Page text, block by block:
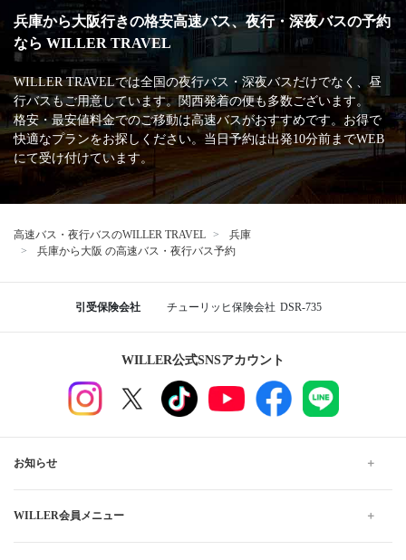
兵庫から大阪行きの格安高速バス、夜行・深夜バスの予約
なら WILLER TRAVEL
WILLER TRAVELでは全国の夜行バス・深夜バスだけでなく、昼
行バスもご用意しています。関西発着の便も多数ございます。
格安・最安値料金でのご移動は高速バスがおすすめです。お得で
快適なプランをお探しください。当日予約は出発10分前までWEB
にて受け付けています。
高速バス・夜行バスのWILLER TRAVEL
兵庫
兵庫から大阪 の高速バス・夜行バス予約
引受保険会社 チューリッヒ保険会社 DSR-735
WILLER公式SNSアカウント
お知らせ
WILLER会員メニュー